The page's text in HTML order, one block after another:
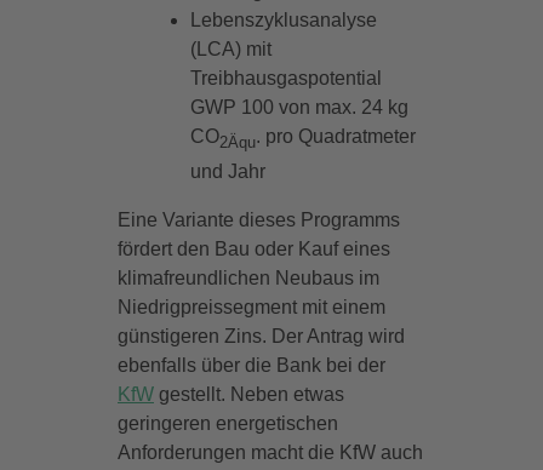
Lebenszyklusanalyse
(LCA) mit
Treibhausgaspotential
GWP 100 von max. 24 kg
CO2Äqu. pro Quadratmeter
und Jahr
Eine Variante dieses Programms
fördert den Bau oder Kauf eines
klimafreundlichen Neubaus im
Niedrigpreissegment mit einem
günstigeren Zins. Der Antrag wird
ebenfalls über die Bank bei der
KfW gestellt. Neben etwas
geringeren energetischen
Anforderungen macht die KfW auch